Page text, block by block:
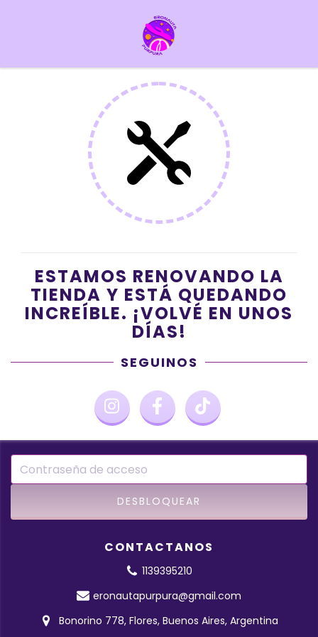
ESTAMOS RENOVANDO LA
TIENDA Y ESTÁ QUEDANDO
INCREÍBLE. ¡VOLVÉ EN UNOS
DÍAS!
SEGUINOS
CONTACTANOS
1139395210
eronautapurpura@gmail.com
Bonorino 778, Flores, Buenos Aires, Argentina